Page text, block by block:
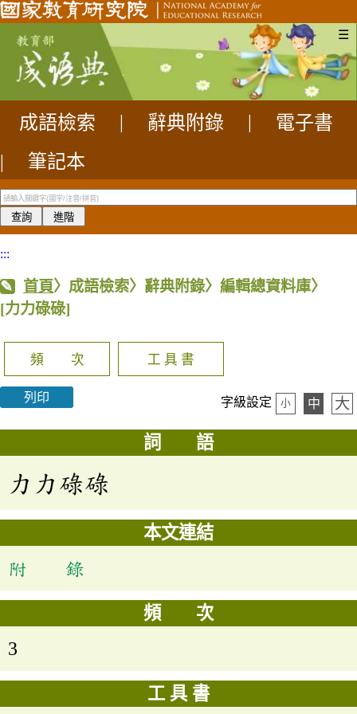
☰
成語檢索 辭典附錄
電子書
|
筆記本
:::
首頁〉成語檢索〉辭典附錄〉編輯總資料庫〉
[力力碌碌]
頻 次 工 具 書
列印 字級設定 小 中 大
詞 語
力力碌碌
本文連結
附 錄
頻 次
3
工 具 書